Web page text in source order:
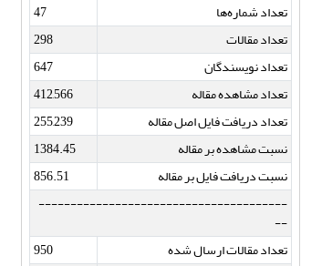
تعداد شماره‌ها
47
تعداد مقالات
298
تعداد نویسندگان
647
تعداد مشاهده مقاله
412,566
تعداد دریافت فایل اصل مقاله
255,239
نسبت مشاهده بر مقاله
1384.45
نسبت دریافت فایل بر مقاله
856.51
---------------------------------------
--
تعداد مقالات ارسال شده
950